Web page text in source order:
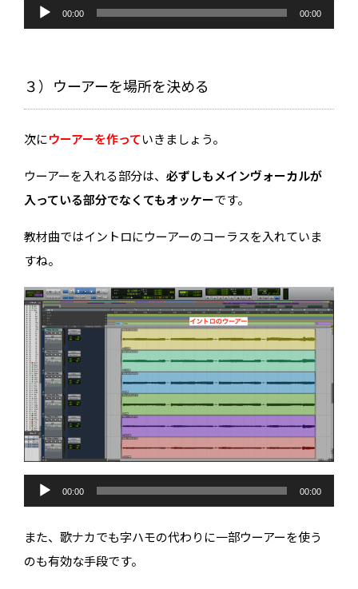
プ
00:00 00:00
３）ウーアーを場所を決める
次にウーアーを作っていきましょう。
ウーアーを入れる部分は、必ずしもメインヴォーカルが
入っている部分でなくてもオッケーです。
教材曲ではイントロにウーアーのコーラスを入れていま
すね。
音
プ
ヤ
00:00 00:00
また、歌ナカでも字ハモの代わりに一部ウーアーを使う
のも有効な手段です。